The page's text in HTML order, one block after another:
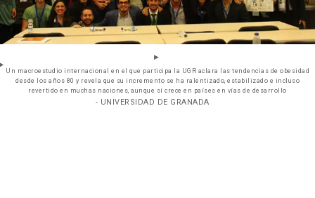
Un macroestudio internacional en el que participa la UGR aclara las tendencias de obesidad
desde los años 80 y revela que su incremento se ha ralentizado, estabilizado e incluso
revertido en muchas naciones, aunque sí crece en países en vías de desarrollo
- UNIVERSIDAD DE GRANADA